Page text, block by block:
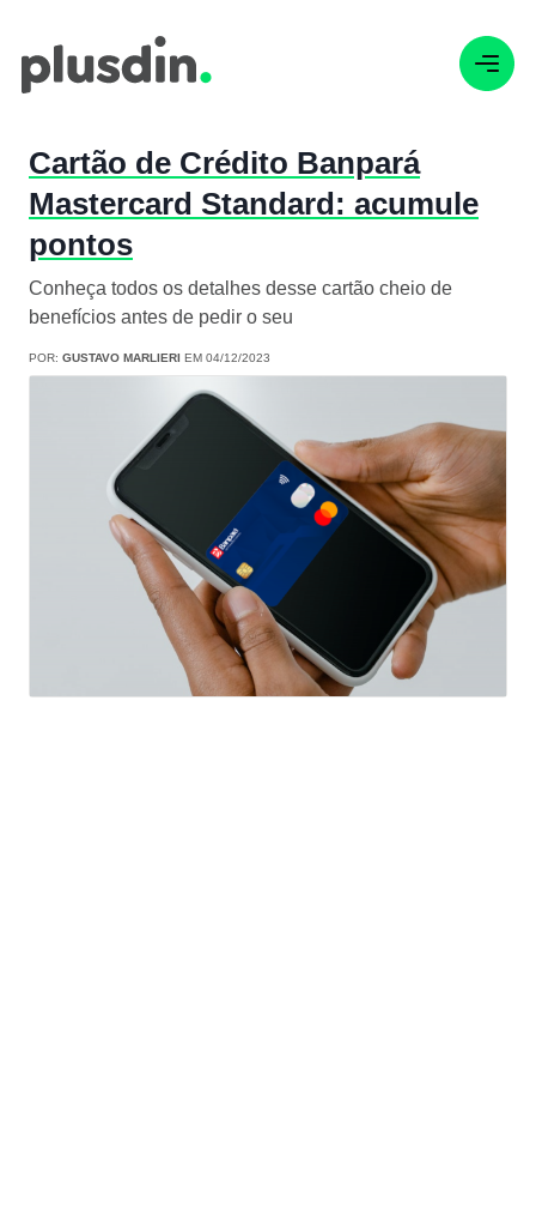
Cartão de Crédito Banpará
Mastercard Standard: acumule
pontos
Conheça todos os detalhes desse cartão cheio de
benefícios antes de pedir o seu
POR: GUSTAVO MARLIERI EM 04/12/2023